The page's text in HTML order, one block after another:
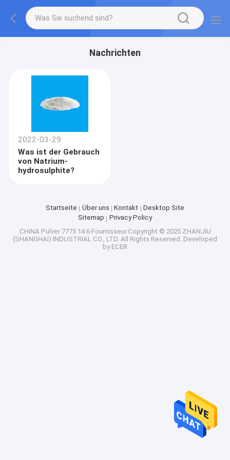
Nachrichten
2022-03-29
Was ist der Gebrauch
von Natrium-
hydrosulphite?
Startseite Über uns Kontakt
Desktop Site
Sitemap
Privacy Policy
CHINA Pulver 7775 14 6Fournisseur.Copyright © 2025 ZHANJIU
(SHANGHAI) INDUSTRIAL CO., LTD. All Rights Reserved. Developed
by ECER